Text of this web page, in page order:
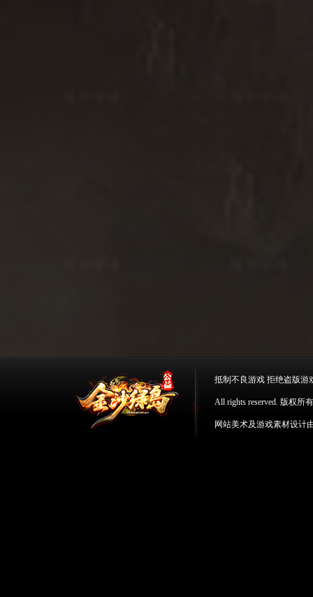
抵制不良游戏 拒绝盗版游
All rights reserved. 版权所
网站美术及游戏素材设计